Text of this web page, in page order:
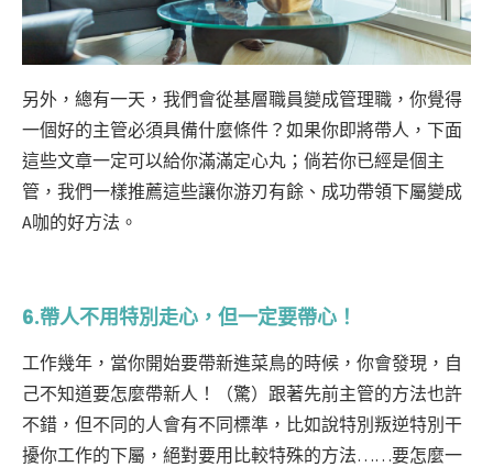
另外，總有一天，我們會從基層職員變成管理職，你覺得
一個好的主管必須具備什麼條件？如果你即將帶人，下面
這些文章一定可以給你滿滿定心丸；倘若你已經是個主
管，我們一樣推薦這些讓你游刃有餘、成功帶領下屬變成
A咖的好方法。
6.帶人不用特別走心，但一定要帶心！
工作幾年，當你開始要帶新進菜鳥的時候，你會發現，自
己不知道要怎麼帶新人！（驚）跟著先前主管的方法也許
不錯，但不同的人會有不同標準，比如說特別叛逆特別干
擾你工作的下屬，絕對要用比較特殊的方法……要怎麼一